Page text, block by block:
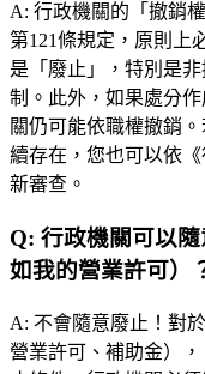
A: 行政機關的「撤銷
第121條規定，原則上
是「廢止」，特別是
制。此外，如果處分
關仍可能依職權撤銷
續存在，您也可以依
新審查。
Q: 行政機關可以
如我的營業許可）
A: 不會隨意廢止！對
營業許可、補助金）